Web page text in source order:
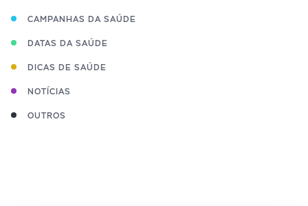
CAMPANHAS DA SAÚDE
DATAS DA SAÚDE
DICAS DE SAÚDE
NOTÍCIAS
OUTROS